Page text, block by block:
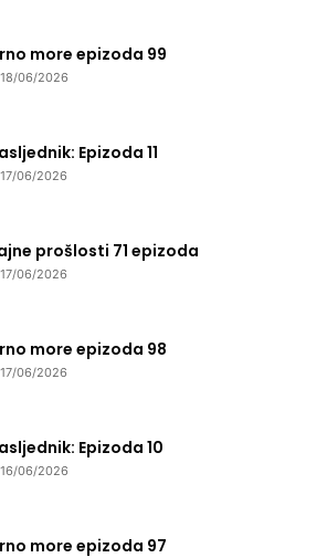
more epizoda 99
18/06/2026
Epizoda 11
17/06/2026
prošlosti 71 epizoda
17/06/2026
more epizoda 98
17/06/2026
Epizoda 10
16/06/2026
more epizoda 97